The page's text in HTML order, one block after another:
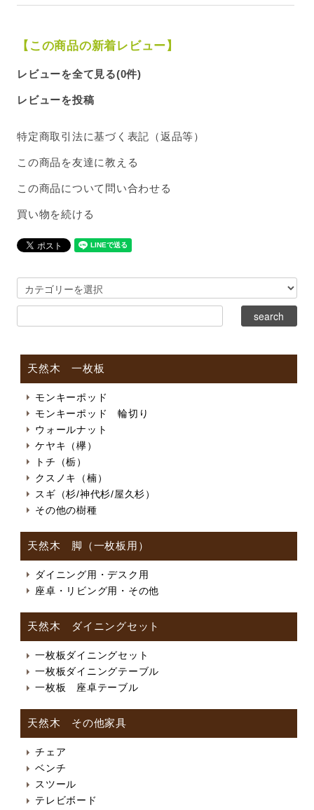
【この商品の新着レビュー】
レビューを全て見る(0件)
レビューを投稿
特定商取引法に基づく表記（返品等）
この商品を友達に教える
この商品について問い合わせる
買い物を続ける
天然木 一枚板
モンキーポッド
モンキーポッド 輪切り
ウォールナット
ケヤキ（欅）
トチ（栃）
クスノキ（楠）
スギ（杉/神代杉/屋久杉）
その他の樹種
天然木 脚（一枚板用）
ダイニング用・デスク用
座卓・リビング用・その他
天然木 ダイニングセット
一枚板ダイニングセット
一枚板ダイニングテーブル
一枚板 座卓テーブル
天然木 その他家具
チェア
ベンチ
スツール
テレビボード